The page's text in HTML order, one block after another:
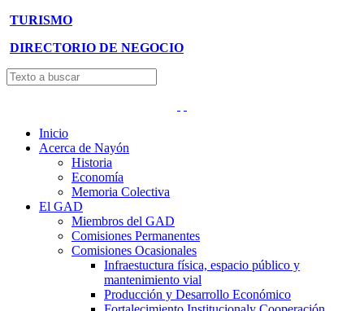
TURISMO
DIRECTORIO DE NEGOCIO
Inicio
Acerca de Nayón
Historia
Economía
Memoria Colectiva
El GAD
Miembros del GAD
Comisiones Permanentes
Comisiones Ocasionales
Infraestuctura física, espacio público y
mantenimiento vial
Producción y Desarrollo Económico